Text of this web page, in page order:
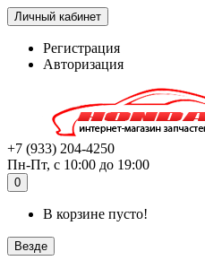
Личный кабинет
Регистрация
Авторизация
+7 (933) 204-4250
Пн-Пт, с 10:00 до 19:00
0
В корзине пусто!
Везде